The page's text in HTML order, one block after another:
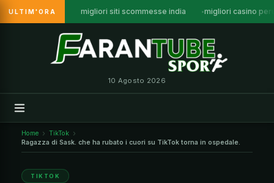
ULTIM'ORA migliori siti scommesse india migliori casino
10 Agosto 2026
Home
TikTok
Ragazza di Sask. che ha rubato i cuori su TikTok torna in ospedale.
TIKTOK